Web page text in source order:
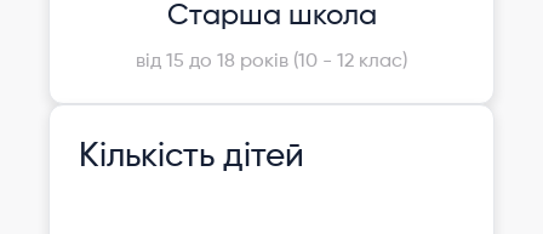
Старша школа
від 15 до 18 років (10 - 12 клас)
Кількість дітей